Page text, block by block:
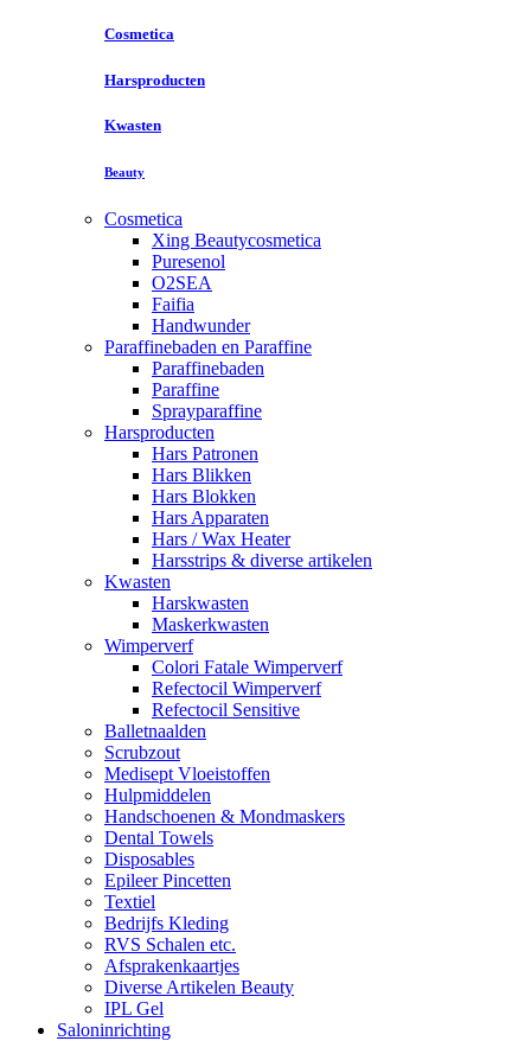
Cosmetica
Harsproducten
Kwasten
Beauty
Cosmetica
Xing Beautycosmetica
Puresenol
O2SEA
Faifia
Handwunder
Paraffinebaden en Paraffine
Paraffinebaden
Paraffine
Sprayparaffine
Harsproducten
Hars Patronen
Hars Blikken
Hars Blokken
Hars Apparaten
Hars / Wax Heater
Harsstrips & diverse artikelen
Kwasten
Harskwasten
Maskerkwasten
Wimperverf
Colori Fatale Wimperverf
Refectocil Wimperverf
Refectocil Sensitive
Balletnaalden
Scrubzout
Medisept Vloeistoffen
Hulpmiddelen
Handschoenen & Mondmaskers
Dental Towels
Disposables
Epileer Pincetten
Textiel
Bedrijfs Kleding
RVS Schalen etc.
Afsprakenkaartjes
Diverse Artikelen Beauty
IPL Gel
Saloninrichting